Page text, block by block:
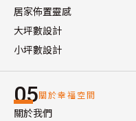
居家佈置靈感
大坪數設計
小坪數設計
05關於幸福空間
關於我們